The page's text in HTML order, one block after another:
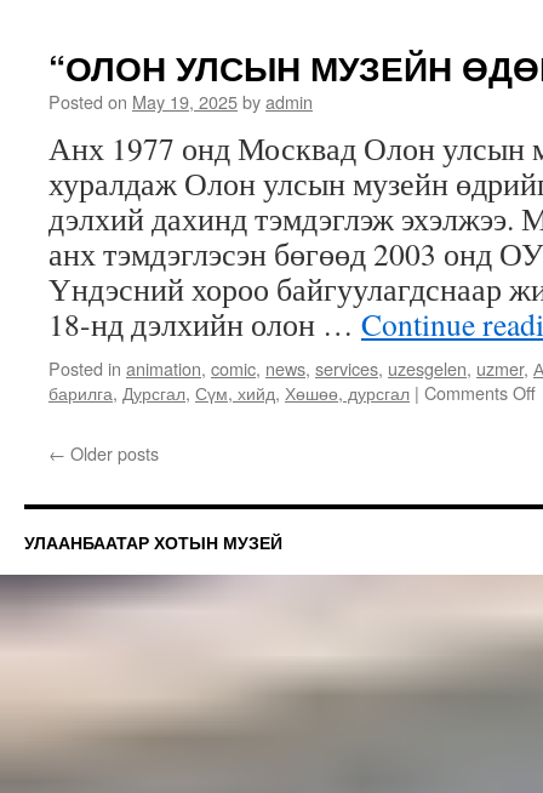
“ОЛОН УЛСЫН МУЗЕЙН
Posted on May 19, 2025byadmin
Анх 1977 онд Москвад Олон улсын
хуралдаж Олон улсын музейн
дэлхий дахинд тэмдэглэж эхэлжээ.
анх тэмдэглэсэн бөгөөд 2003 онд
Үндэсний хороо байгуулагдснаар
18-нд дэлхийн олон … Continue
Posted in animation, comic, news, services, uzesgelen, uzmer,
барилга, Дурсгал, Сүм, хийд, Хөшөө, дурсгал | Comments Off
← Older posts
УЛААНБААТАР ХОТЫН МУЗЕЙ